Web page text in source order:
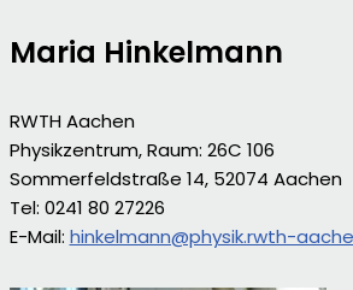
Maria Hinkelmann
RWTH Aachen
Physikzentrum, Raum: 26C 106
Sommerfeldstraße 14, 52074 Aachen
Tel: 0241 80 27226
E-Mail: hinkelmann@physik.rwth-